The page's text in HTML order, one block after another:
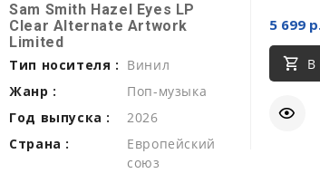
Sam Smith Hazel Eyes LP
Clear Alternate Artwork
Limited
Тип носителя : Винил
Жанр :
Поп-музыка
Год выпуска :
2026
Страна :
Европейский
союз
5 699
В